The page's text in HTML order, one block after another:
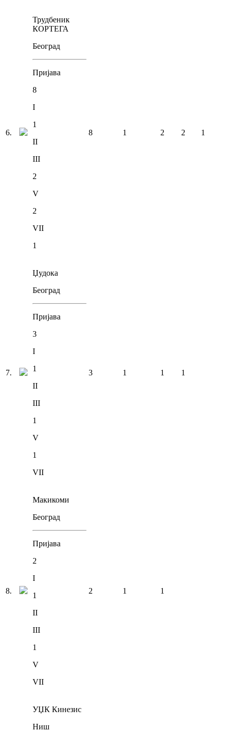
6.
Трудбеник
КОРТЕГА
Београд
Пријава
8
I
1
II
III
2
V
2
VII
1
8 1 2 2 1
7.
Џудока
Београд
Пријава
3
I
1
II
III
1
V
1
VII
3 1 1 1
8.
Макикоми
Београд
Пријава
2
I
1
II
III
1
V
VII
2 1 1
УЏК Кинезис
Ниш